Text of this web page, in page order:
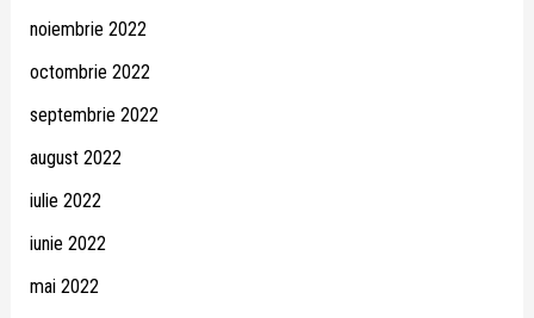
noiembrie 2022
octombrie 2022
septembrie 2022
august 2022
iulie 2022
iunie 2022
mai 2022